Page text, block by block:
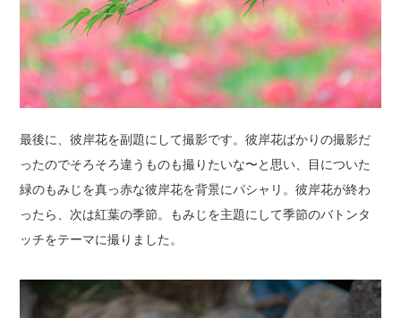
最後に、彼岸花を副題にして撮影です。彼岸花ばかりの撮影だ
ったのでそろそろ違うものも撮りたいな〜と思い、目についた
緑のもみじを真っ赤な彼岸花を背景にパシャリ。彼岸花が終わ
ったら、次は紅葉の季節。もみじを主題にして季節のバトンタ
ッチをテーマに撮りました。